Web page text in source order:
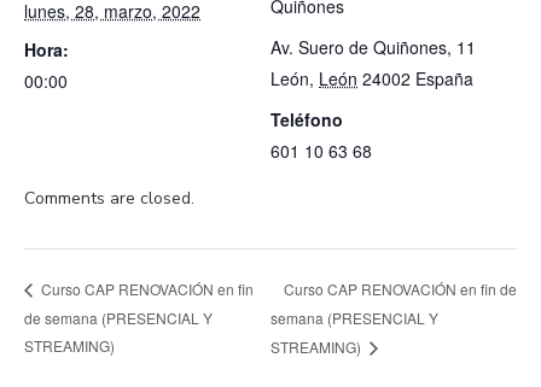
lunes, 28, marzo, 2022
Hora:
00:00
Quiñones
Av. Suero de Quiñones, 11
León, León 24002 España
Teléfono
601 10 63 68
Comments are closed.
Curso CAP RENOVACIÓN en fin
de semana (PRESENCIAL Y
STREAMING)
Curso CAP RENOVACIÓN en fin de
semana (PRESENCIAL Y
STREAMING)